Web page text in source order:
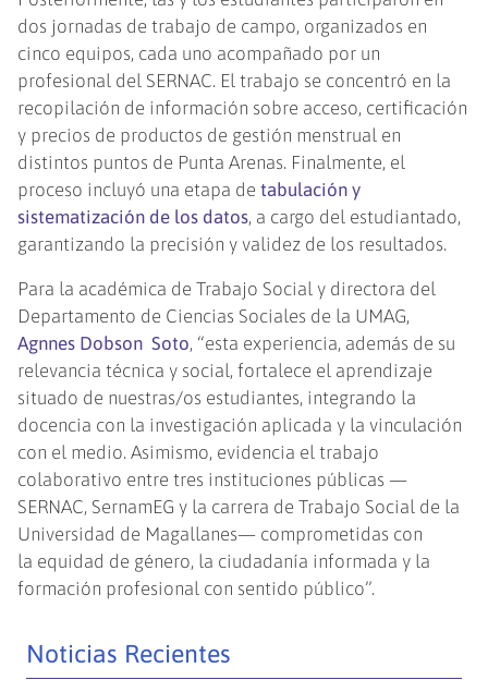
dos jornadas de trabajo de campo, organizados en
cinco equipos, cada uno acompañado por un
profesional del SERNAC. El trabajo se concentró en la
recopilación de información sobre acceso, certificación
y precios de productos de gestión menstrual en
distintos puntos de Punta Arenas. Finalmente, el
proceso incluyó una etapa detabulación y
sistematización de los datos, a cargo del estudiantado,
garantizando la precisión y validez de los resultados.
Para la académica de Trabajo Social y directora del
Departamento de Ciencias Sociales de la UMAG,
Agnnes Dobson Soto, “esta experiencia, además de su
relevancia técnica y social, fortalece el aprendizaje
situado de nuestras/os estudiantes, integrando la
docencia con la investigación aplicada y la vinculación
con el medio. Asimismo, evidencia el trabajo
colaborativo entre tres instituciones públicas —
SERNAC, SernamEG y la carrera de Trabajo Social de la
Universidad de Magallanes— comprometidas con
la equidad de género, la ciudadanía informada y la
formación profesional con sentido público”.
Noticias Recientes